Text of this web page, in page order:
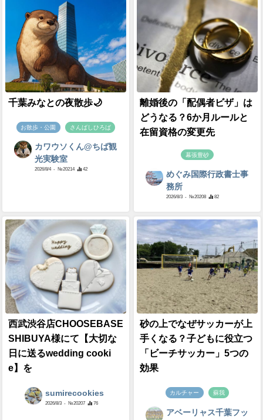
千葉みなとの夜散歩🌙
お散歩・公園 さんばしひろば
カワウソくん@ちば観
光実験室
2026/8/4 - №20214 42
離婚後の「配偶者ビザ」は
どうなる？6か月ルールと
在留資格の変更先
幕張豊砂
めぐみ国際行政書士事
務所
2026/8/3 - №20208 82
西武渋谷店CHOOSEBASE
SHIBUYA様にて【大切な
日に送るwedding cooki
e】を
sumirecookies
2026/8/3 - №20207 76
砂の上でなぜサッカーが上
手くなる？子どもに役立つ
「ビーチサッカー」5つの
効果
カルチャー 蘇我
アベーリャス千葉フッ